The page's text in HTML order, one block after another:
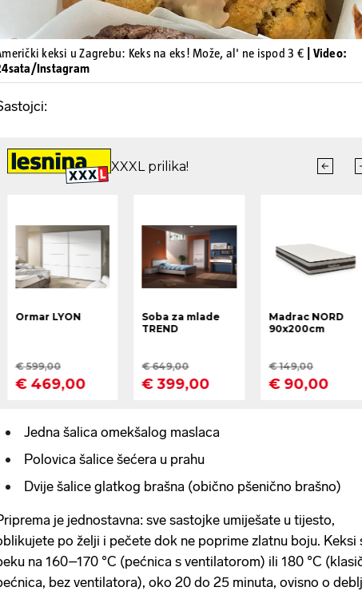
keksi u Zagrebu: Keks na eks! Može, al' ne ispod 3 €
| Video:
Instagram
Jedna šalica omekšalog maslaca
Polovica šalice šećera u prahu
Dvije šalice glatkog brašna (obično pšenično brašno)
je jednostavna: sve sastojke umiješate u tijesto,
po želji i pečete dok ne poprime zlatnu boju. Keksi
na 160–170 °C (pećnica s ventilatorom) ili 180 °C
bez ventilatora), oko 20 do 25 minuta, ovisno o